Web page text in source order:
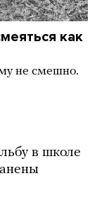
как
не смешно.
в школе